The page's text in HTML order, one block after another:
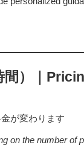
間）｜
が変わります
on the number of